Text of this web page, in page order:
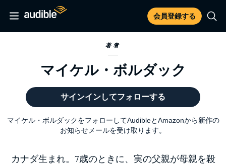
会員登録する
著者
マイケル・ボルダック
サインインしてフォローする
マイケル・ボルダックをフォローしてAudibleとAmazonから新作の
お知らせメールを受け取ります。
カナダ生まれ。7歳のときに、実の父親が母親を殺